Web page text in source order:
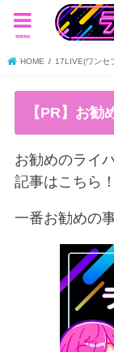
menu
HOME 17LIVE(ワンセ
【PR】お勧
お勧めのライ
記事はこちら！
一番お勧めの